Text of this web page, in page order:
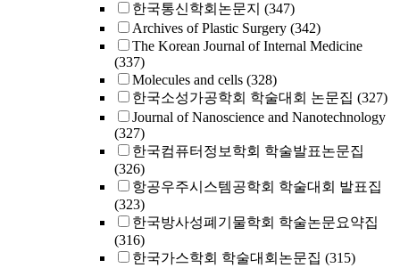
한국통신학회논문지 (347)
Archives of Plastic Surgery (342)
The Korean Journal of Internal Medicine
(337)
Molecules and cells (328)
한국소성가공학회 학술대회 논문집 (327)
Journal of Nanoscience and Nanotechnology
(327)
한국컴퓨터정보학회 학술발표논문집
(326)
항공우주시스템공학회 학술대회 발표집
(323)
한국방사성폐기물학회 학술논문요약집
(316)
한국가스학회 학술대회논문집 (315)